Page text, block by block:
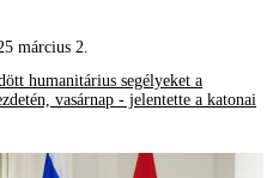
március 2.
humanitárius segélyeket a
vasárnap - jelentette a katonai